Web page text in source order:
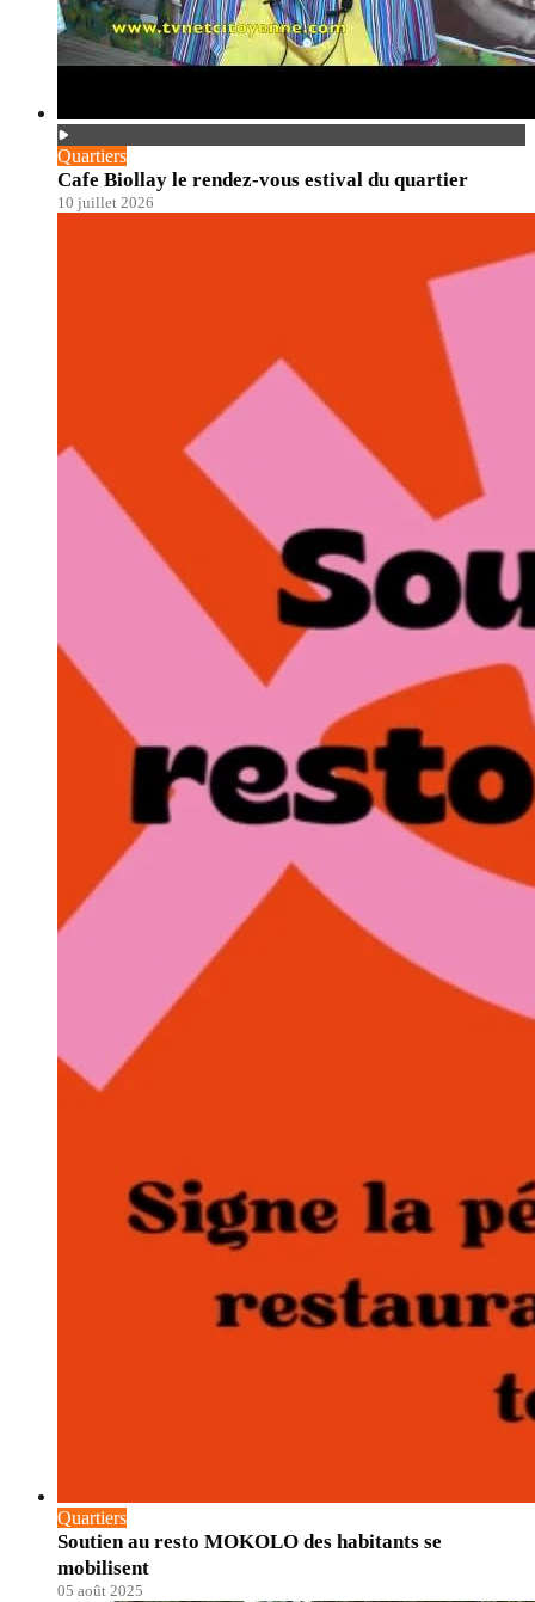
Quartiers
Cafe Biollay le rendez-vous estival du quartier
10 juillet 2026
Quartiers
Soutien au resto MOKOLO des habitants se
mobilisent
05 août 2025